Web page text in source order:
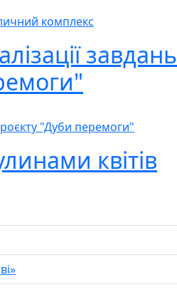
комплекс
завдань
"Дуби перемоги"
квітів